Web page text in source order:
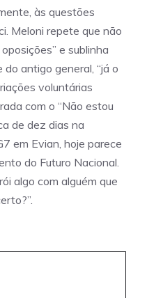
às questões
Meloni repete que não
e sublinha
antigo general, “já o
voluntárias
com o “Não estou
de dez dias na
em Evian, hoje parece
do Futuro Nacional.
algo com alguém que